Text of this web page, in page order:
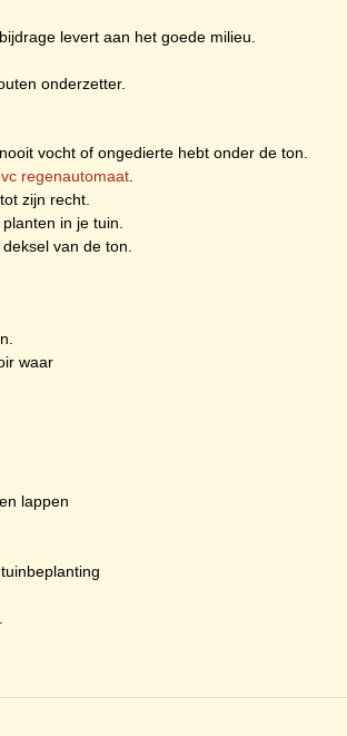
levert aan het goede milieu.
onderzetter.
vocht of ongedierte hebt onder de ton.
regenautomaat
zijn recht.
in je tuin.
van de ton.
waar
lappen